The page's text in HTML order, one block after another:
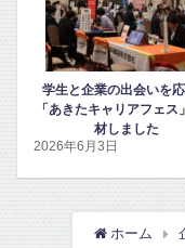
「働く」を少し身
域企業説明会を取
2026年2月18日
ホーム